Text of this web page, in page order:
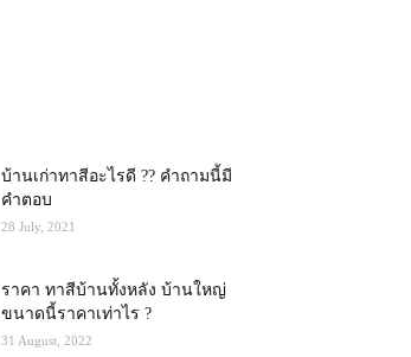
บ้านเก่าทาสีอะไรดี ?? คำถามนี้มี
คำตอบ
28 July, 2021
ราคา ทาสีบ้านทั้งหลัง บ้านใหญ่
ขนาดนี้ราคาเท่าไร ?
31 August, 2022